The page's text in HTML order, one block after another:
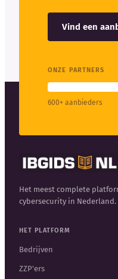
Vind een
ONZE PARTNERS
600+ aanbieders
Het meest complete
cybersecurity in Nederland.
HET PLATFORM
Bedrijven
ZZP'ers